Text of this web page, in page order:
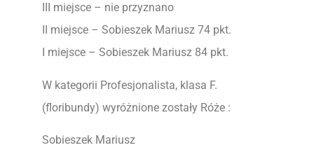
III miejsce – nie przyznano
II miejsce – Sobieszek Mariusz 74 pkt.
I miejsce – Sobieszek Mariusz 84 pkt.
W kategorii Profesjonalista, klasa F.
(floribundy) wyróżnione zostały Róże :
Sobieszek Mariusz